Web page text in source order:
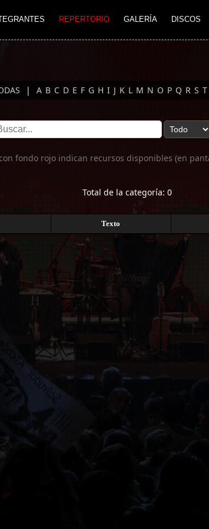
REPERTORIO GALERÍA DISCOS
| A B C D E F G H I J K L M N O P Q R S T
fondo rojo indican recursos disponibles (en
Total de la categoría: 0
Texto